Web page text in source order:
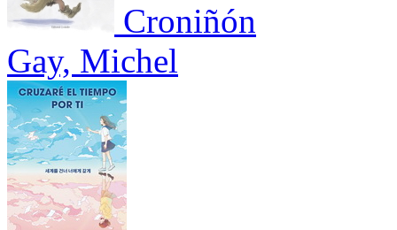
Croniñón
Gay, Michel